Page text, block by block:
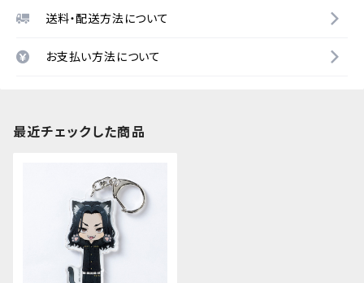
送料・配送方法について
お支払い方法について
最近チェックした商品